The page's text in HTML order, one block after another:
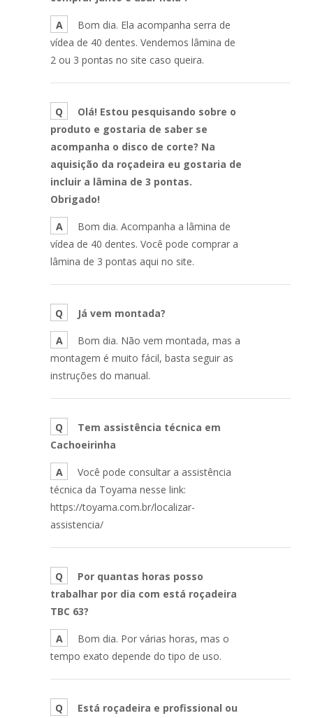
A
Bom dia. Ela acompanha serra de
vídea de 40 dentes. Vendemos lâmina de
2 ou 3 pontas no site caso queira.
Q
Olá! Estou pesquisando sobre o
produto e gostaria de saber se
acompanha o disco de corte? Na
aquisição da roçadeira eu gostaria de
incluir a lâmina de 3 pontas.
Obrigado!
A
Bom dia. Acompanha a lâmina de
vídea de 40 dentes. Você pode comprar a
lâmina de 3 pontas aqui no site.
Q Já vem montada?
A
Bom dia. Não vem montada, mas a
montagem é muito fácil, basta seguir as
instruções do manual.
Q
Tem assistência técnica em
Cachoeirinha
A
Você pode consultar a assistência
técnica da Toyama nesse link:
https://toyama.com.br/localizar-
assistencia/
Q
Por quantas horas posso
trabalhar por dia com está roçadeira
TBC 63?
A
Bom dia. Por várias horas, mas o
tempo exato depende do tipo de uso.
Q
Está roçadeira e profissional ou